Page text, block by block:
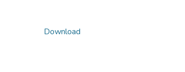
Download